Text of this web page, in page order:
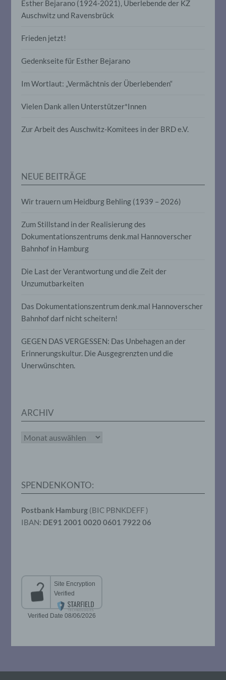
Esther Bejarano (1924-2021), Überlebende der KZ
Auschwitz und Ravensbrück
Frieden jetzt!
Gedenkseite für Esther Bejarano
Im Wortlaut: „Vermächtnis der Überlebenden“
Vielen Dank allen Unterstützer*Innen
Zur Arbeit des Auschwitz-Komitees in der BRD e.V.
NEUE BEITRÄGE
Wir trauern um Heidburg Behling (1939 – 2026)
Zum Stillstand in der Realisierung des
Dokumentationszentrums denk.mal Hannoverscher
Bahnhof in Hamburg
Die Last der Verantwortung und die Zeit der
Unzumutbarkeiten
Das Dokumentationszentrum denk.mal Hannoverscher
Bahnhof darf nicht scheitern!
GEGEN DAS VERGESSEN: Das Unbehagen an der
Erinnerungskultur. Die Ausgegrenzten und die
Unerwünschten.
ARCHIV
Archiv
SPENDENKONTO:
Postbank Hamburg (BIC PBNKDEFF )
IBAN: DE91 2001 0020 0601 7922 06
Verarbeitung personenbezogener Daten,
die darin besteht, dass diese
werden, um bestimmte persönliche
Person beziehen, zu bewerten,
insbesondere, um Aspekte bezüglich
Gesundheit, persönlicher Vorlieben,
Aufenthaltsort oder Ortswechsel dieser
natürlichen Person zu analysieren oder
f) Pseudonymisierung
Pseudonymisierung ist die Verarbeitung
personenbezogener Daten in einer Weise,
ohne Hinzuziehung zusätzlicher
Informationen nicht mehr einer
spezifischen betroffenen Person
zugeordnet werden können, sofern diese
aufbewahrt werden und technischen und
organisatorischen Maßnahmen
identifizierten oder identifizierbaren
natürlichen Person zugewiesen werden.
g) Verantwortlicher oder für die
Verarbeitung Verantwortlicher
oder andere Stelle, die allein oder
gemeinsam mit anderen über die Zwecke
personenbezogenen Daten entscheidet.
beziehungsweise können die bestimmten
Kriterien seiner Benennung nach dem
Mitgliedstaaten vorgesehen werden.
juristische Person, Behörde, Einrichtung
oder andere Stelle, die personenbezogene
Daten im Auftrag des Verantwortlichen
verarbeitet.